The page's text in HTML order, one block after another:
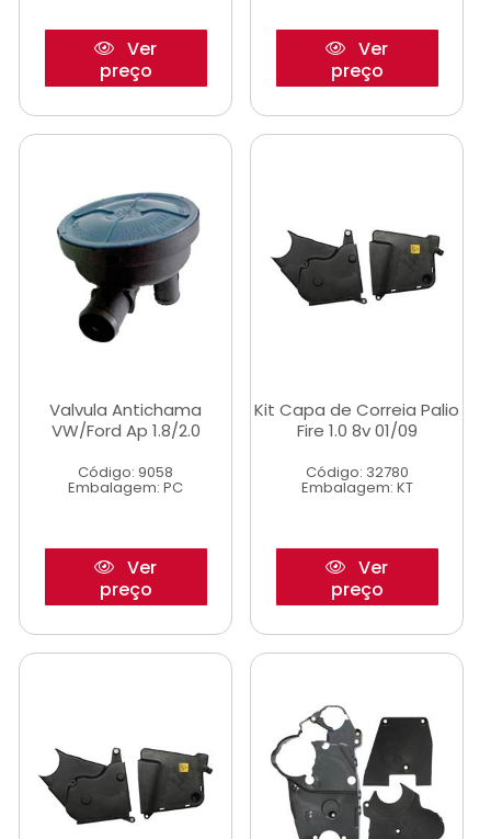
Ver
preço
Ver
preço
Valvula Antichama
VW/Ford Ap 1.8/2.0
Código: 9058
Embalagem: PC
Ver
preço
Kit Capa de Correia Palio
Fire 1.0 8v 01/09
Código: 32780
Embalagem: KT
Ver
preço